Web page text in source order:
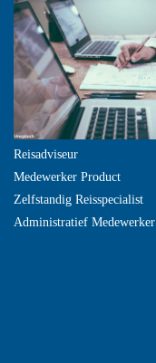
Reisadviseur
Medewerker Product
Zelfstandig Reisspecialist
Administratief Medewerker